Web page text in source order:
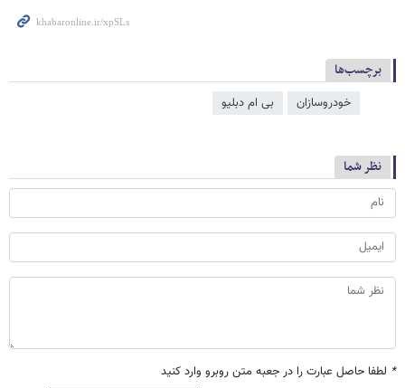
برچسب‌ها
خودروسازان بی ام دبلیو
نظر شما
* لطفا حاصل عبارت را در جعبه متن روبرو وارد کنید